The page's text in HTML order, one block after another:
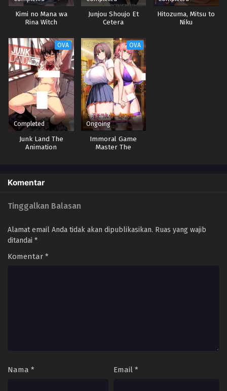
Kimi no Mana wa
Rina Witch
Junjou Shoujo Et
Cetera
Hitozuma, Mitsu to
Niku
OVA
Completed
Junk Land The
Animation
OVA
Ongoing
Immoral Game
Master The
Komentar
Tinggalkan Balasan
Alamat email Anda tidak akan dipublikasikan. Ruas yang wajib
ditandai *
Komentar *
Nama * Email *